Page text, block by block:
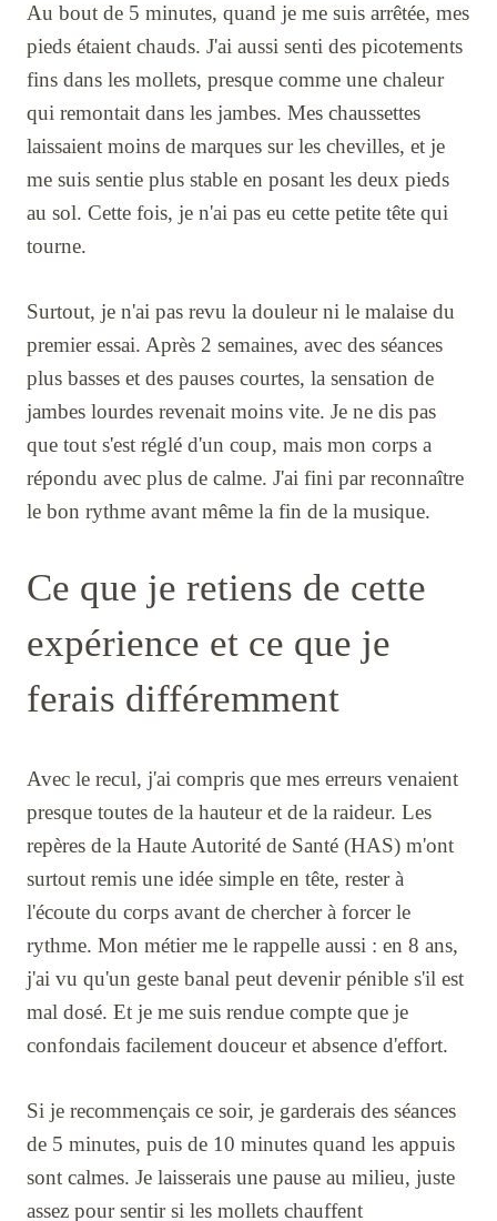
Au bout de 5 minutes, quand je me suis arrêtée, mes
pieds étaient chauds. J'ai aussi senti des picotements
fins dans les mollets, presque comme une chaleur
qui remontait dans les jambes. Mes chaussettes
laissaient moins de marques sur les chevilles, et je
me suis sentie plus stable en posant les deux pieds
au sol. Cette fois, je n'ai pas eu cette petite tête qui
tourne.
Surtout, je n'ai pas revu la douleur ni le malaise du
premier essai. Après 2 semaines, avec des séances
plus basses et des pauses courtes, la sensation de
jambes lourdes revenait moins vite. Je ne dis pas
que tout s'est réglé d'un coup, mais mon corps a
répondu avec plus de calme. J'ai fini par reconnaître
le bon rythme avant même la fin de la musique.
Ce que je retiens de cette
expérience et ce que je
ferais différemment
Avec le recul, j'ai compris que mes erreurs venaient
presque toutes de la hauteur et de la raideur. Les
repères de la Haute Autorité de Santé (HAS) m'ont
surtout remis une idée simple en tête, rester à
l'écoute du corps avant de chercher à forcer le
rythme. Mon métier me le rappelle aussi : en 8 ans,
j'ai vu qu'un geste banal peut devenir pénible s'il est
mal dosé. Et je me suis rendue compte que je
confondais facilement douceur et absence d'effort.
Si je recommençais ce soir, je garderais des séances
de 5 minutes, puis de 10 minutes quand les appuis
sont calmes. Je laisserais une pause au milieu, juste
assez pour sentir si les mollets chauffent